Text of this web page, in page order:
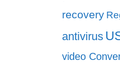
recovery
antivirus
video